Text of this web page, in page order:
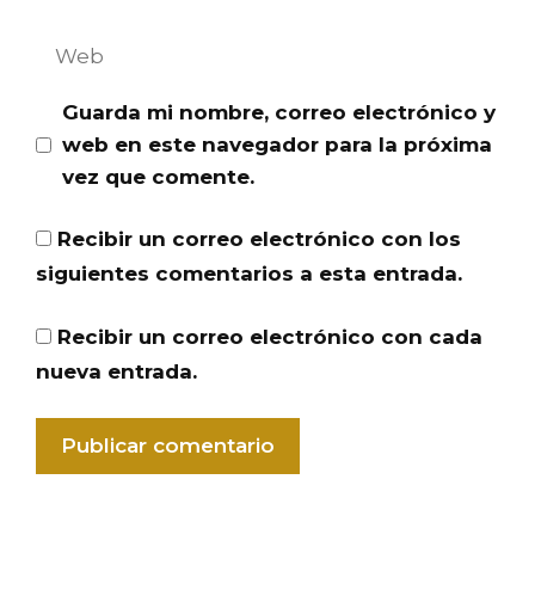
Guarda mi nombre, correo electrónico y
web en este navegador para la próxima
vez que comente.
Recibir un correo electrónico con los
siguientes comentarios a esta entrada.
Recibir un correo electrónico con cada
nueva entrada.